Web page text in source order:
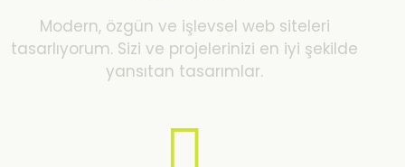
Modern, özgün ve işlevsel web siteleri
tasarlıyorum. Sizi ve projelerinizi en iyi şekilde
yansıtan tasarımlar.